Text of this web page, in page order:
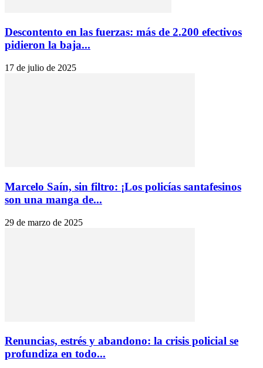
Descontento en las fuerzas: más de 2.200 efectivos
pidieron la baja...
17 de julio de 2025
Marcelo Saín, sin filtro: ¡Los policías santafesinos
son una manga de...
29 de marzo de 2025
Renuncias, estrés y abandono: la crisis policial se
profundiza en todo...